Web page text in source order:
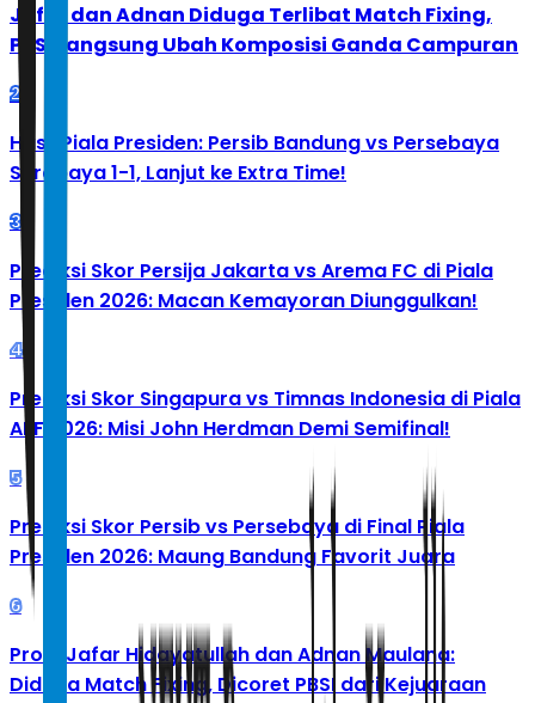
Jafar dan Adnan Diduga Terlibat Match Fixing,
PBSI Langsung Ubah Komposisi Ganda Campuran
2
Hasil Piala Presiden: Persib Bandung vs Persebaya
Surabaya 1-1, Lanjut ke Extra Time!
3
Prediksi Skor Persija Jakarta vs Arema FC di Piala
Presiden 2026: Macan Kemayoran Diunggulkan!
4
Prediksi Skor Singapura vs Timnas Indonesia di Piala
AFF 2026: Misi John Herdman Demi Semifinal!
5
Prediksi Skor Persib vs Persebaya di Final Piala
Presiden 2026: Maung Bandung Favorit Juara
6
Profil Jafar Hidayatullah dan Adnan Maulana:
Diduga Match Fixing, Dicoret PBSI dari Kejuaraan